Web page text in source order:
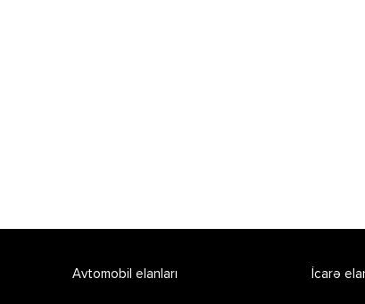
Avtomobil elanları İcarə